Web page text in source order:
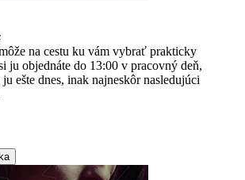
na cestu ku vám vybrať prakticky
ju objednáte do 13:00 v pracovný deň,
ešte dnes, inak najneskôr nasledujúci